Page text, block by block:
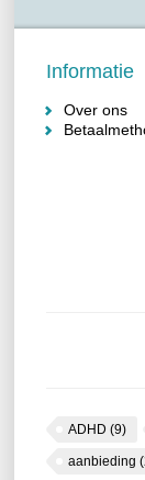
Informatie
Over ons
ADHD (9)
aanbieding